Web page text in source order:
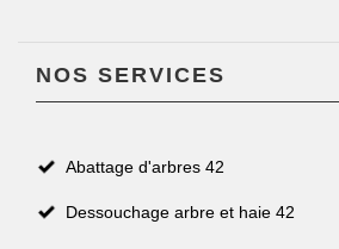
NOS SERVICES
Abattage d'arbres 42
Dessouchage arbre et haie 42